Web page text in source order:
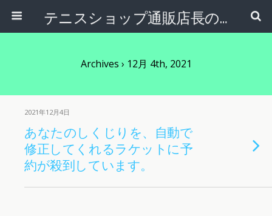
テニスショップ通販店長のブログ＠テニスショップLAFINO 西山克久
Archives › 12月 4th, 2021
2021年12月4日
あなたのしくじりを、自動で
修正してくれるラケットに予
約が殺到しています。